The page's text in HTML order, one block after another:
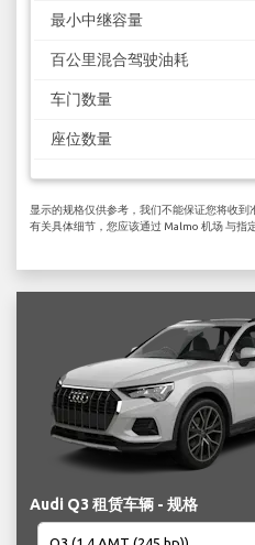
最小中继容量
百公里混合驾驶油耗
车门数量
座位数量
显示的规格仅供参考，我们不能保证您将收到
有关具体细节，您应该通过 Malmo 机场 与指
Audi Q3 租赁车辆 - 规格